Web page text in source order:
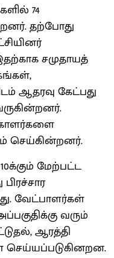
74
தற்போது
சமுதாயத்
ஆதரவு கேட்பது
செய்கின்றனர்.
மேற்பட்ட
வேட்பாளர்கள்
வரும்
ஆரத்தி
செய்யப்படுகினறன.